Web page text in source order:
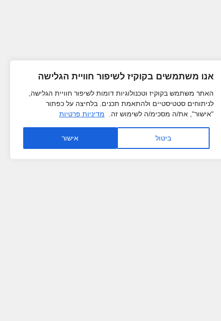
אנו משתמשים בקוקיז לשיפור חוויית הגלישה
האתר משתמש בקוקיז וטכנולוגיות דומות לשיפור חוויית הגלישה,
לניתוחים סטטיסטיים ולהתאמת תכנים. בלחיצה על כפתור
"אישור", את/ה מסכימ/ה לשימוש זה.
מדיניות פרטיות
ביטול אישור